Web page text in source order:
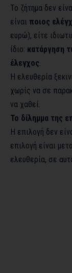
Το ζήτημα δεν
είναι ποιος
ευρώ), είτε
ίδιο: κατάργηση
έλεγχος.
Η ελευθερία
χωρίς να σε
να χαθεί.
Το δίλημμα της
Η επιλογή δεν
επιλογή είναι
ελευθερία, σε